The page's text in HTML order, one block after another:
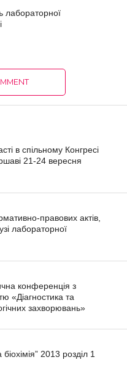
лабораторної
в спільному Конгресі
21-24 вересня
правових актів,
лабораторної
конференція з
«Діагностика та
захворювань»
біохімія” 2013 розділ 1